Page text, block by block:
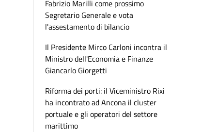
Fabrizio Marilli come prossimo
Segretario Generale e vota
l'assestamento di bilancio
Il Presidente Mirco Carloni incontra il
Ministro dell'Economia e Finanze
Giancarlo Giorgetti
Riforma dei porti: il Viceministro Rixi
ha incontrato ad Ancona il cluster
portuale e gli operatori del settore
marittimo